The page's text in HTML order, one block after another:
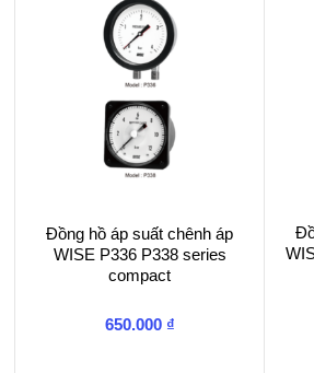
Đồng hồ áp suất chênh áp
WISE P336 P338 series
compact
650.000 ₫